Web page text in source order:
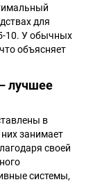
для
10. У обычных
объясняет
лучшее
в
занимает
своей
системы,